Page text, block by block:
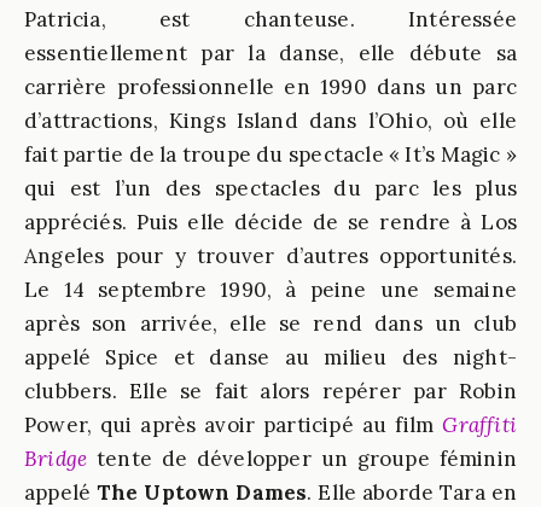
Patricia, est chanteuse. Intéressée
essentiellement par la danse, elle débute sa
carrière professionnelle en 1990 dans un parc
d’attractions, Kings Island dans l’Ohio, où elle
fait partie de la troupe du spectacle « It’s Magic »
qui est l’un des spectacles du parc les plus
appréciés. Puis elle décide de se rendre à Los
Angeles pour y trouver d’autres opportunités.
Le 14 septembre 1990, à peine une semaine
après son arrivée, elle se rend dans un club
appelé Spice et danse au milieu des night-
clubbers. Elle se fait alors repérer par Robin
Power, qui après avoir participé au filmGraffiti
Bridge tente de développer un groupe féminin
appelé The Uptown Dames. Elle aborde Tara en